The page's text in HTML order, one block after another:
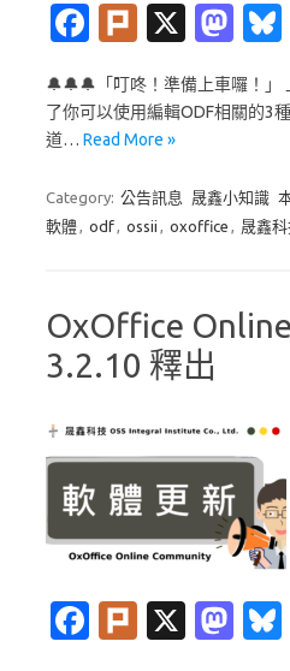
Fa
e
b
o
Pl
k
X
M
t
o
🔔🔔🔔「叮咚！準備上車囉！」
了你可以使用編輯ODF相關的3
道… Read More »
Category: 公告訊息 晟鑫小知識
軟體, odf, ossii , oxoffice , 晟鑫科
OxOffice
3.2.10 釋出
Fa
Pl
X
M